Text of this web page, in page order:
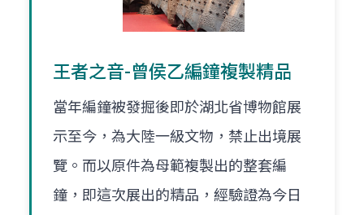
王者之音-曾侯乙編鐘複製精品
當年編鐘被發掘後即於湖北省博物館展
示至今，為大陸一級文物，禁止出境展
覽。而以原件為母範複製出的整套編
鐘，即這次展出的精品，經驗證為今日